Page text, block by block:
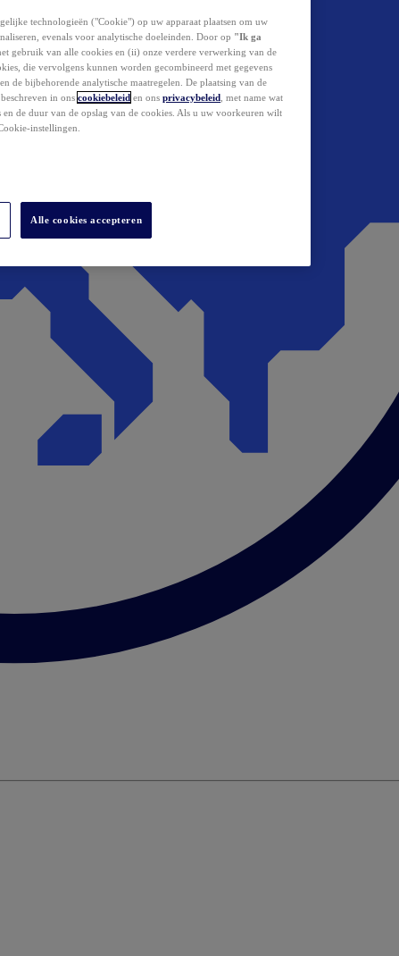
technologieën ("Cookie") op uw apparaat plaatsen om uw
evenals voor analytische doeleinden. Door op "Ik ga
gebruik van alle cookies en (ii) onze verdere verwerking van de
die vervolgens kunnen worden gecombineerd met gegevens
de bijbehorende analytische maatregelen. De plaatsing van de
in ons cookiebeleid en ons privacybeleid , met name wat
de duur van de opslag van de cookies. Als u uw voorkeuren wilt
instellingen.
Alle cookies accepteren